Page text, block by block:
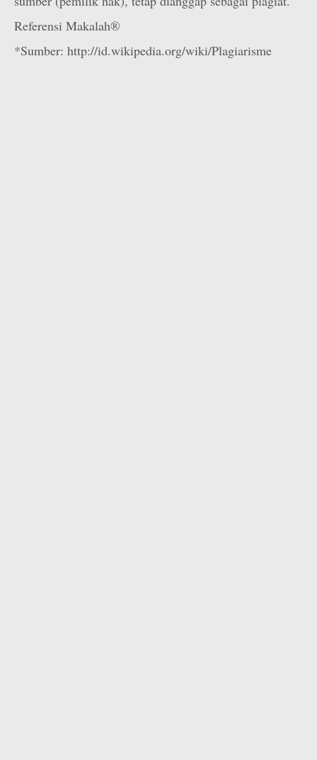
Referensi Makalah®
*Sumber: http://id.wikipedia.org/wiki/Plagiarisme